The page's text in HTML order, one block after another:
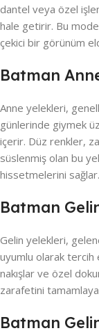
dantel veya özel
hale getirir. Bu
çekici bir görünüm
Batman
Anne yelekleri,
günlerinde giymek
içerir. Düz renkler,
süslenmiş olan bu
hissetmelerini sağlar.
Batman
Gelin yelekleri,
uyumlu olarak tercih
nakışlar ve özel
zarafetini
Batman